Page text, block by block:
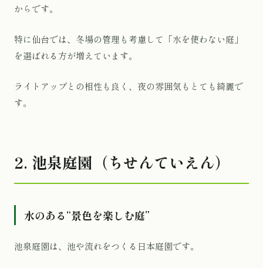
からです。
特に仙台では、冬場の管理も考慮して「水を使わない庭」
を選ばれる方が増えています。
ライトアップとの相性も良く、夜の雰囲気もとても綺麗で
す。
2. 池泉庭園（ちせんていえん）
水のある“景色を楽しむ庭”
池泉庭園は、池や流れをつくる日本庭園です。